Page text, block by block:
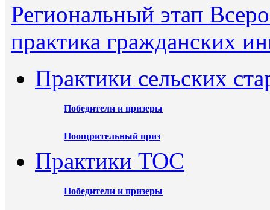
Региональный этап
практика гражданских
Практики сельских
Победители и призеры
Поощрительный приз
Практики ТОС
Победители и призеры